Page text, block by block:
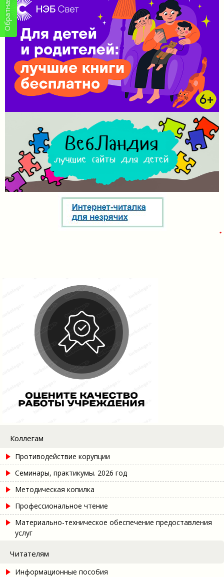
Коллегам
Противодействие корупции
Семинары, практикумы. 2026 год
Методическая копилка
Профессиональное чтение
Материально-техническое обеспечение предоставления
услуг
Читателям
Информационные пособия